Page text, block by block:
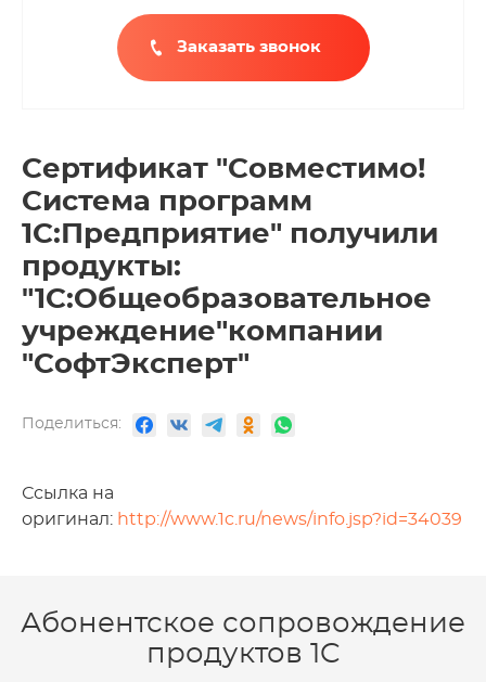
Заказать звонок
Сертификат "Совместимо!
Система программ
1С:Предприятие" получили
продукты:
"1С:Общеобразовательное
учреждение"компании
"СофтЭксперт"
Поделиться:
Ссылка на
оригинал: http://www.1c.ru/news/info.jsp?id=34039
Абонентское сопровождение
продуктов 1C